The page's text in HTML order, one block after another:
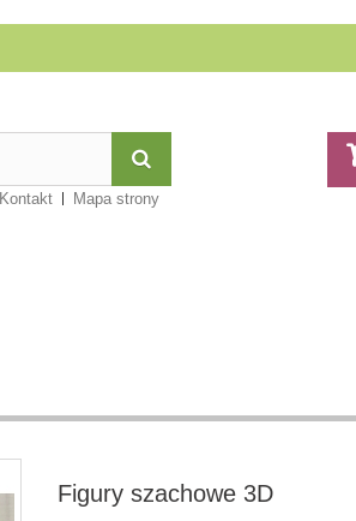
Kontakt Mapa strony
Figury szachowe 3D